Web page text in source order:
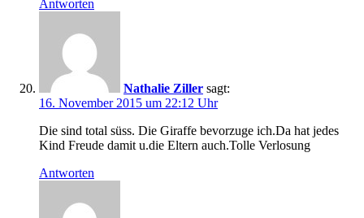
Antworten
Nathalie Ziller sagt:
16. November 2015 um 22:12 Uhr
Die sind total süss. Die Giraffe bevorzuge ich.Da hat jedes
Kind Freude damit u.die Eltern auch.Tolle Verlosung
Antworten